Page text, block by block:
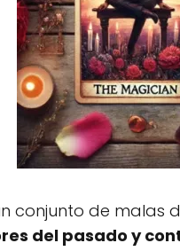
conjunto de malas
del pasado y